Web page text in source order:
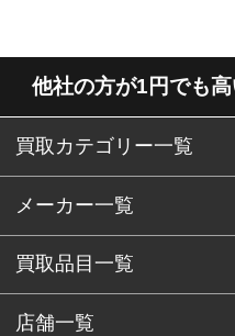
他社の方が1円でも
買取カテゴリー一覧
メーカー一覧
買取品目一覧
店舗一覧